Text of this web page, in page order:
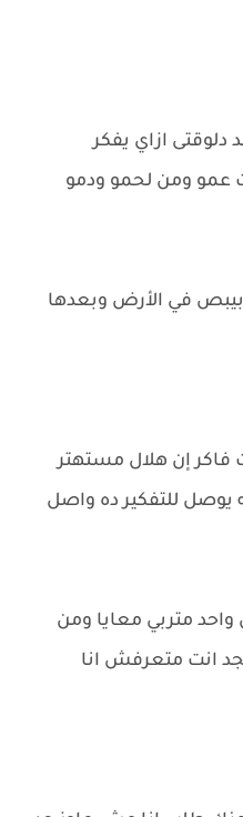
دلوقتى ازاي يفكر
عمو ومن لحمو ودمو
في الأرض وبعدها
فاكر إن هلال مستهتر
للتفكير ده واصل
واحد متربي معايا ومن
انت متعرفش انا